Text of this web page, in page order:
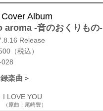
Album
aroma -音のおくりもの-
Release
（税込）
楽曲＞
I LOVE YOU
（原曲：尾崎豊）